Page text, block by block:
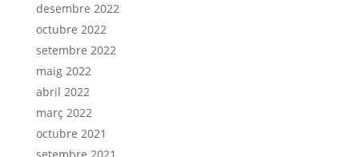
desembre 2022
octubre 2022
setembre 2022
maig 2022
abril 2022
març 2022
octubre 2021